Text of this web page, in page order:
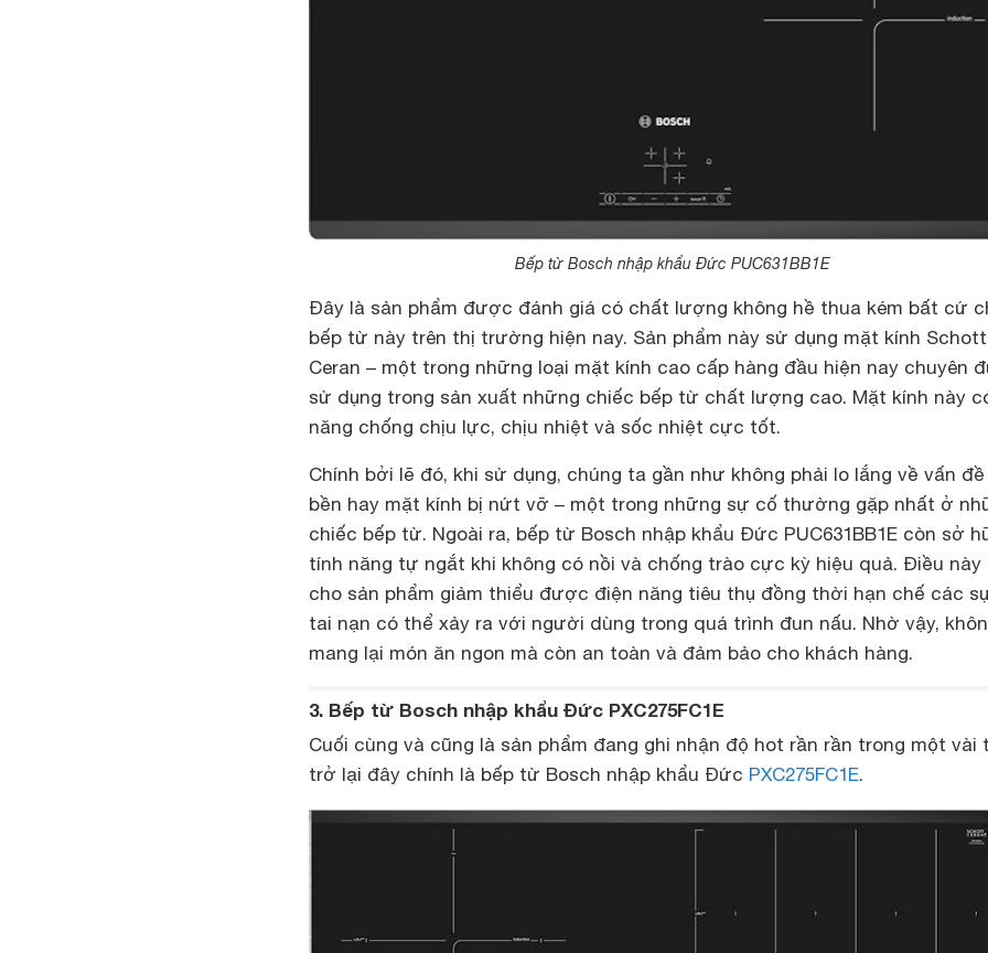
Bếp từ Bosch nhập khẩu Đức PUC631BB1E
Đây là sản phẩm được đánh giá có chất lượng không hề thua kém bất cứ
bếp từ này trên thị trường hiện nay. Sản phẩm này sử dụng mặt kính Schott
Ceran – một trong những loại mặt kính cao cấp hàng đầu hiện nay chuyên
sử dụng trong sản xuất những chiếc bếp từ chất lượng cao. Mặt kính này
năng chống chịu lực, chịu nhiệt và sốc nhiệt cực tốt.
Chính bởi lẽ đó, khi sử dụng, chúng ta gần như không phải lo lắng về vấn
bền hay mặt kính bị nứt vỡ – một trong những sự cố thường gặp nhất ở
chiếc bếp từ. Ngoài ra, bếp từ Bosch nhập khẩu Đức PUC631BB1E còn sở
tính năng tự ngắt khi không có nồi và chống trào cực kỳ hiệu quả. Điều này
cho sản phẩm giảm thiểu được điện năng tiêu thụ đồng thời hạn chế các
tai nạn có thể xảy ra với người dùng trong quá trình đun nấu. Nhờ vậy,
mang lại món ăn ngon mà còn an toàn và đảm bảo cho khách hàng.
3. Bếp từ Bosch nhập khẩu Đức PXC275FC1E
Cuối cùng và cũng là sản phẩm đang ghi nhận độ hot rần rần trong một vài
trở lại đây chính là bếp từ Bosch nhập khẩu Đức PXC275FC1E.